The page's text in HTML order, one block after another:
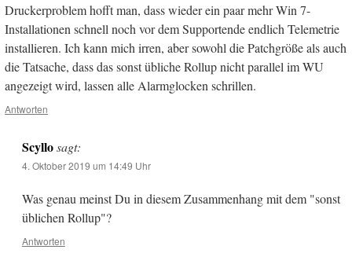
Druckerproblem hofft man, dass wieder ein paar mehr Win 7-
Installationen schnell noch vor dem Supportende endlich Telemetrie
installieren. Ich kann mich irren, aber sowohl die Patchgröße als auch
die Tatsache, dass das sonst übliche Rollup nicht parallel im WU
angezeigt wird, lassen alle Alarmglocken schrillen.
Antworten
Scyllo sagt:
4. Oktober 2019 um 14:49 Uhr
Was genau meinst Du in diesem Zusammenhang mit dem "sonst
üblichen Rollup"?
Antworten